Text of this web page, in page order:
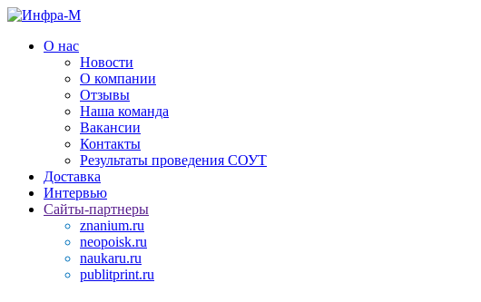
О нас
Новости
О компании
Отзывы
Наша команда
Вакансии
Контакты
Результаты проведения СОУТ
Доставка
Интервью
Сайты-партнеры
znanium.ru
neopoisk.ru
naukaru.ru
publitprint.ru